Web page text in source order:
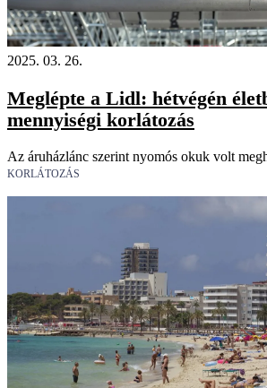
2025. 03. 26.
Meglépte a Lidl: hétvégén
mennyiségi korlátozás
Az áruházlánc szerint nyomós okuk volt
KORLÁTOZÁS